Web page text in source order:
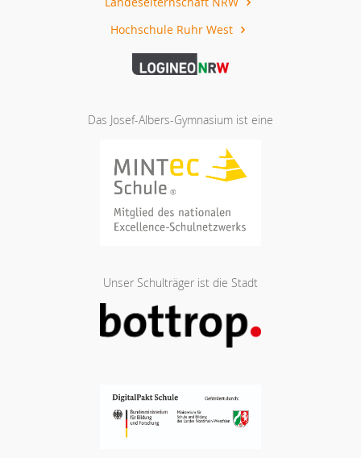
Hochschule Ruhr West
Das Josef-Albers-Gymnasium ist eine
Unser Schulträger ist die Stadt